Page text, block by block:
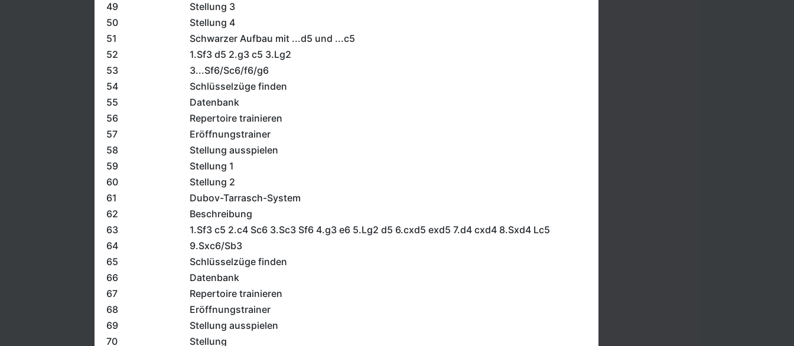
49
Stellung 3
50
Stellung 4
51
Schwarzer Aufbau mit ...d5 und ...c5
52
1.Sf3 d5 2.g3 c5 3.Lg2
53
3...Sf6/Sc6/f6/g6
54
Schlüsselzüge finden
55
Datenbank
56
Repertoire trainieren
57
Eröffnungstrainer
58
Stellung ausspielen
59
Stellung 1
60
Stellung 2
61
Dubov-Tarrasch-System
62
Beschreibung
63
1.Sf3 c5 2.c4 Sc6 3.Sc3 Sf6 4.g3 e6 5.Lg2 d5 6.cxd5 exd5 7.d4 cxd4 8.Sxd4 Lc5
64
9.Sxc6/Sb3
65
Schlüsselzüge finden
66
Datenbank
67
Repertoire trainieren
68
Eröffnungstrainer
69
Stellung ausspielen
70
Stellung